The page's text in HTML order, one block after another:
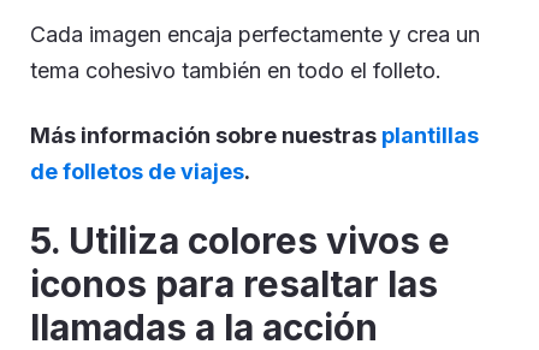
Cada imagen encaja perfectamente y crea un
tema cohesivo también en todo el folleto.
Más información sobre nuestras plantillas
de folletos de viajes.
5. Utiliza colores vivos e
iconos para resaltar las
llamadas a la acción